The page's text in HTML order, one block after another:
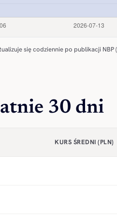
się codziennie po publikacji NBP
30 dni
KURS ŚREDNI (PLN)